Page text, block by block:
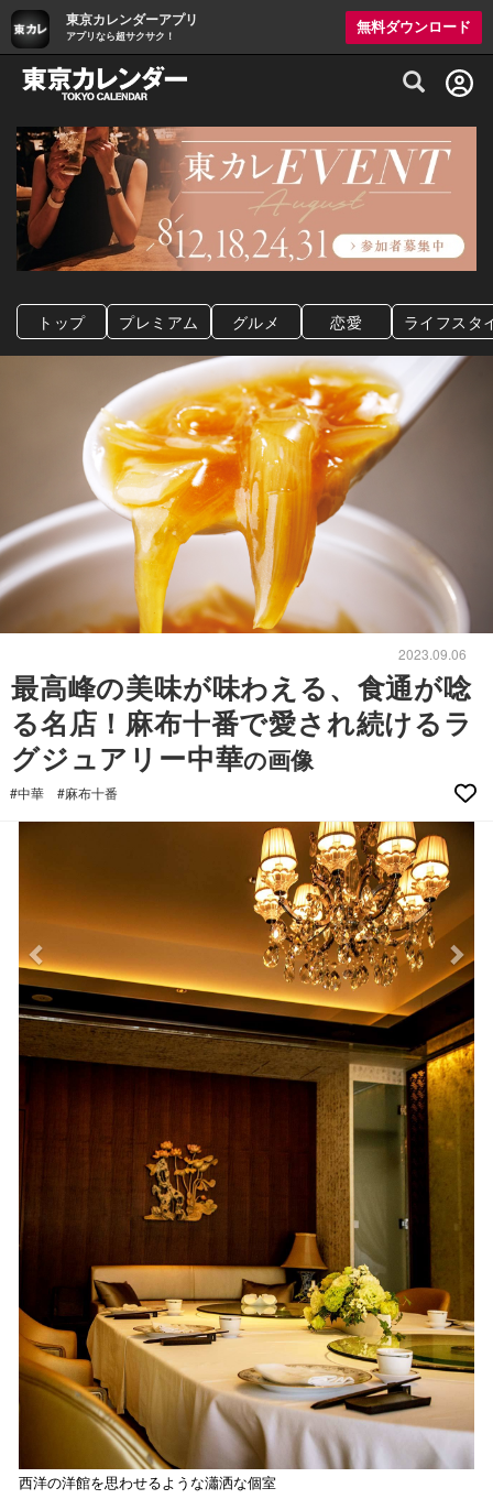
東京カレンダーアプリ
アプリなら超サクサク！
無料ダウンロード
グルメ情報・プレミアムレストラン予約
トップ プレミアム グルメ 恋愛 ライフスタ
2023.09.06
最高峰の美味が味わえる、食通が唸
る名店！麻布十番で愛され続けるラ
グジュアリー中華の画像
#中華 #麻布十番
西洋の洋館を思わせるような瀟洒な個室